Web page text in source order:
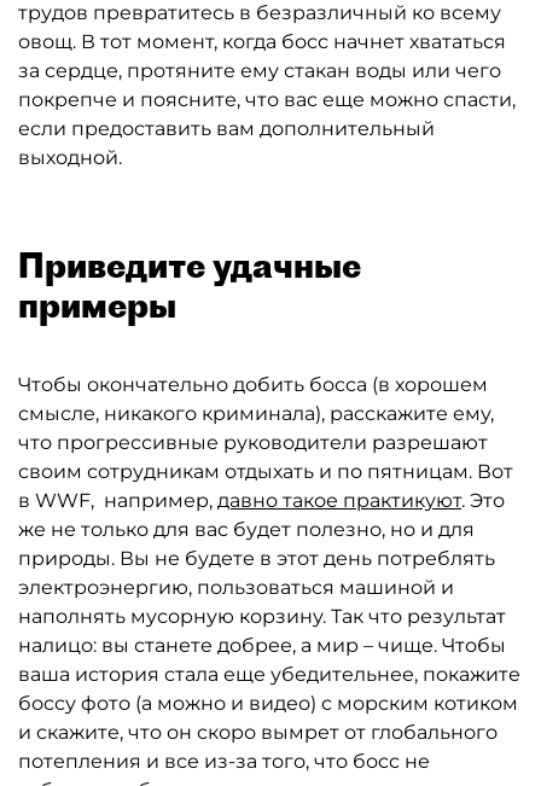
трудов превратитесь в безразличный ко всему
овощ. В тот момент, когда босс начнет хвататься
за сердце, протяните ему стакан воды или чего
покрепче и поясните, что вас еще можно спасти,
если предоставить вам дополнительный
выходной.
Приведите удачные
примеры
Чтобы окончательно добить босса (в хорошем
смысле, никакого криминала), расскажите ему,
что прогрессивные руководители разрешают
своим сотрудникам отдыхать и по пятницам. Вот
в WWF, например, давно такое практикуют. Это
же не только для вас будет полезно, но и для
природы. Вы не будете в этот день потреблять
электроэнергию, пользоваться машиной и
наполнять мусорную корзину. Так что результат
налицо: вы станете добрее, а мир – чище. Чтобы
ваша история стала еще убедительнее, покажите
боссу фото (а можно и видео) с морским котиком
и скажите, что он скоро вымрет от глобального
потепления и все из-за того, что босс не